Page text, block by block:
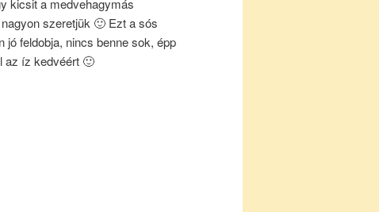
kicsit a medvehagymás
szeretjük 🙂 Ezt a sós
jó feldobja, nincs benne sok, épp
az íz kedvéért 🙂